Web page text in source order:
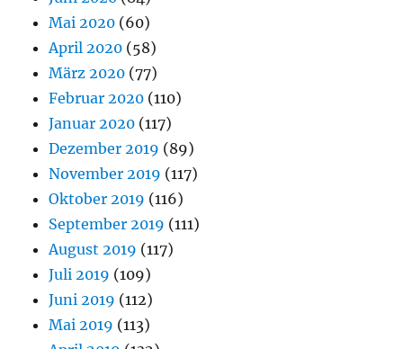
Mai 2020 (60)
April 2020 (58)
März 2020 (77)
Februar 2020 (110)
Januar 2020 (117)
Dezember 2019 (89)
November 2019 (117)
Oktober 2019 (116)
September 2019 (111)
August 2019 (117)
Juli 2019 (109)
Juni 2019 (112)
Mai 2019 (113)